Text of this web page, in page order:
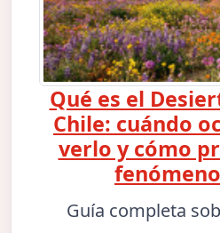
Qué es el
Chile: cuándo
verlo y cómo
Guía completa